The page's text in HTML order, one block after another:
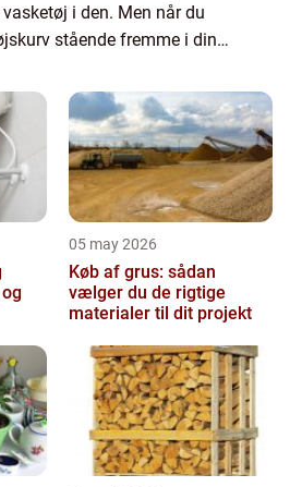
i den. Men når du
stående fremme i din
af din bolig komme...
05 may 2026
Køb af grus: sådan
vælger du de rigtige
materialer til dit projekt